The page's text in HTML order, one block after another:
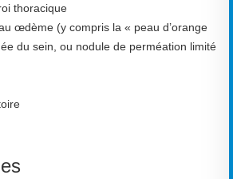
thoracique
œdème (y compris la « peau d’orange
du sein, ou nodule de perméation limité